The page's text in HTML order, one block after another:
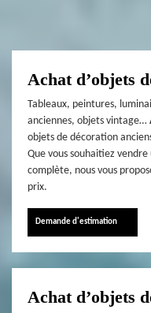
Achat d’objets
Tableaux, peintures,
anciennes, objets vintage…
objets de décoration
Que vous souhaitiez
complète, nous vous
prix.
Demande d'estimation
Achat d’objets